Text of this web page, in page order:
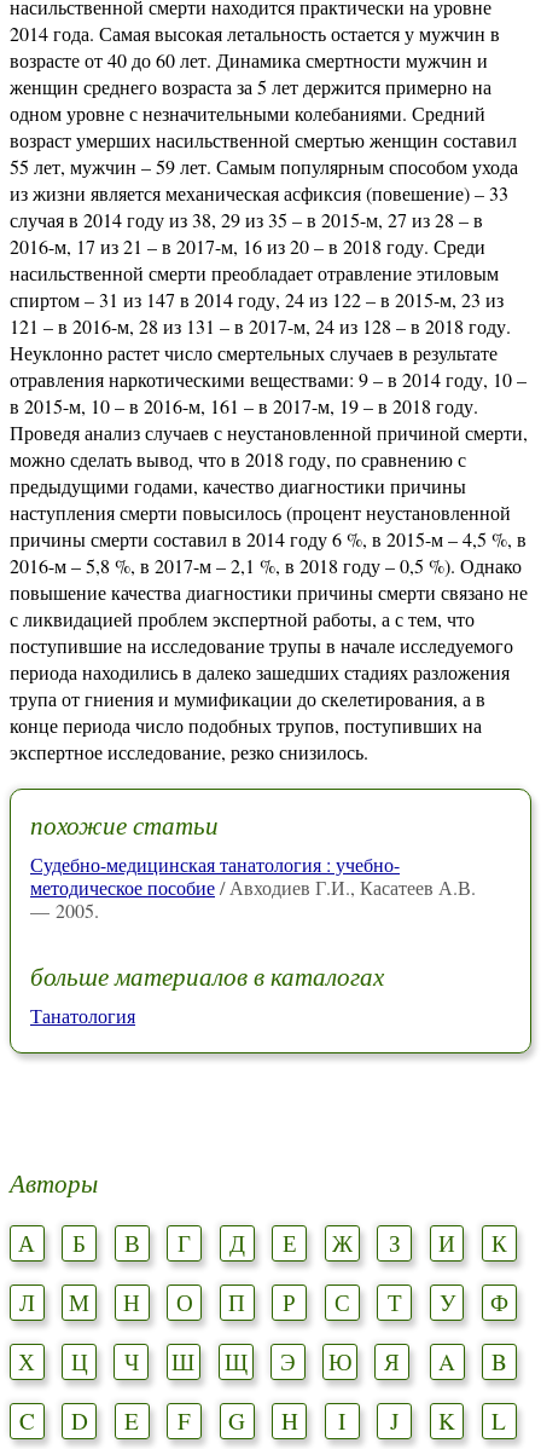
насильственной смерти находится практически на уровне
2014 года. Самая высокая летальность остается у мужчин в
возрасте от 40 до 60 лет. Динамика смертности мужчин и
женщин среднего возраста за 5 лет держится примерно на
одном уровне с незначительными колебаниями. Средний
возраст умерших насильственной смертью женщин составил
55 лет, мужчин – 59 лет. Самым популярным способом ухода
из жизни является механическая асфиксия (повешение) – 33
случая в 2014 году из 38, 29 из 35 – в 2015-м, 27 из 28 – в
2016-м, 17 из 21 – в 2017-м, 16 из 20 – в 2018 году. Среди
насильственной смерти преобладает отравление этиловым
спиртом – 31 из 147 в 2014 году, 24 из 122 – в 2015-м, 23 из
121 – в 2016-м, 28 из 131 – в 2017-м, 24 из 128 – в 2018 году.
Неуклонно растет число смертельных случаев в результате
отравления наркотическими веществами: 9 – в 2014 году, 10 –
в 2015-м, 10 – в 2016-м, 161 – в 2017-м, 19 – в 2018 году.
Проведя анализ случаев с неустановленной причиной смерти,
можно сделать вывод, что в 2018 году, по сравнению с
предыдущими годами, качество диагностики причины
наступления смерти повысилось (процент неустановленной
причины смерти составил в 2014 году 6 %, в 2015-м – 4,5 %, в
2016-м – 5,8 %, в 2017-м – 2,1 %, в 2018 году – 0,5 %). Однако
повышение качества диагностики причины смерти связано не
с ликвидацией проблем экспертной работы, а с тем, что
поступившие на исследование трупы в начале исследуемого
периода находились в далеко зашедших стадиях разложения
трупа от гниения и мумификации до скелетирования, а в
конце периода число подобных трупов, поступивших на
экспертное исследование, резко снизилось.
похожие статьи
Судебно-медицинская танатология : учебно-
методическое пособие/ Авходиев Г.И., Касатеев А.В.
— 2005.
больше материалов в каталогах
Танатология
Авторы
А Б В Г Д Е Ж З И
К
Л
М Н О П Р С Т У
Ф
Х
Ц Ч Ш Щ Э Ю Я A
B
C
D E F G H I J K
L